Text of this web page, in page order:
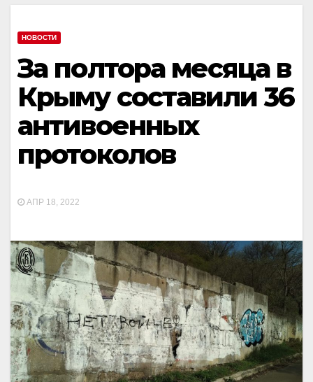
НОВОСТИ
За полтора месяца в
Крыму составили 36
антивоенных
протоколов
АПР 18, 2022